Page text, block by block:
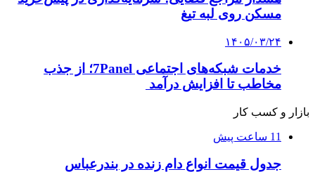
مسکن روی لبه تیغ
۱۴۰۵/۰۳/۲۴
خدمات شبکه‌های اجتماعی 7Panel؛ از جذب
مخاطب تا افزایش درآمد
بازار و کسب کار
11 ساعت پیش
جدول قیمت انواع دام زنده در بندرعباس